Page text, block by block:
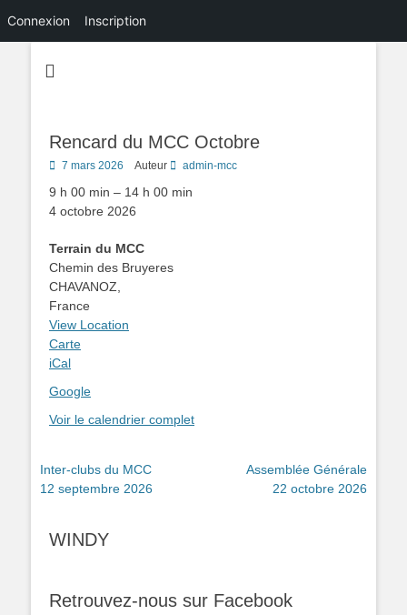
Connexion Inscription
Rencard du MCC Octobre
Posted
7 mars 2026 Auteur admin-mcc
Rencard
du
Octobre
9 h 00 min – 14 h 00 min
4 octobre 2026
Terrain du MCC
Chemin des Bruyeres
CHAVANOZ
France
View Location
CarteTerrain
iCal
Google
Voir le calendrier complet
Navigation
de
Inter-clubs du MCC
12 septembre 2026
Assemblée Générale
22 octobre 2026
WINDY
Retrouvez-nous sur Facebook